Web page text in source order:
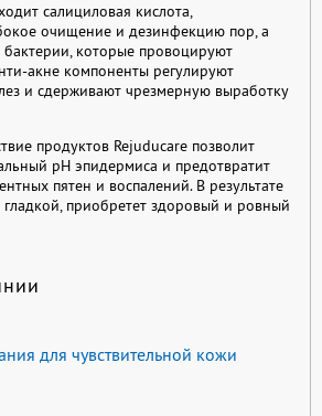
салициловая кислота,
очищение и дезинфекцию пор, а
которые провоцируют
акне компоненты регулируют
и сдерживают чрезмерную выработку
продуктов Rejuducare позволит
pH эпидермиса и предотвратит
пятен и воспалений. В результате
гладкой, приобретет здоровый и ровный
для чувствительной кожи